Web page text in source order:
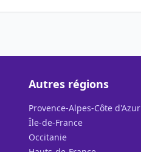
Autres régions
Provence-Alpes-Côte d'Azur
Île-de-France
Occitanie